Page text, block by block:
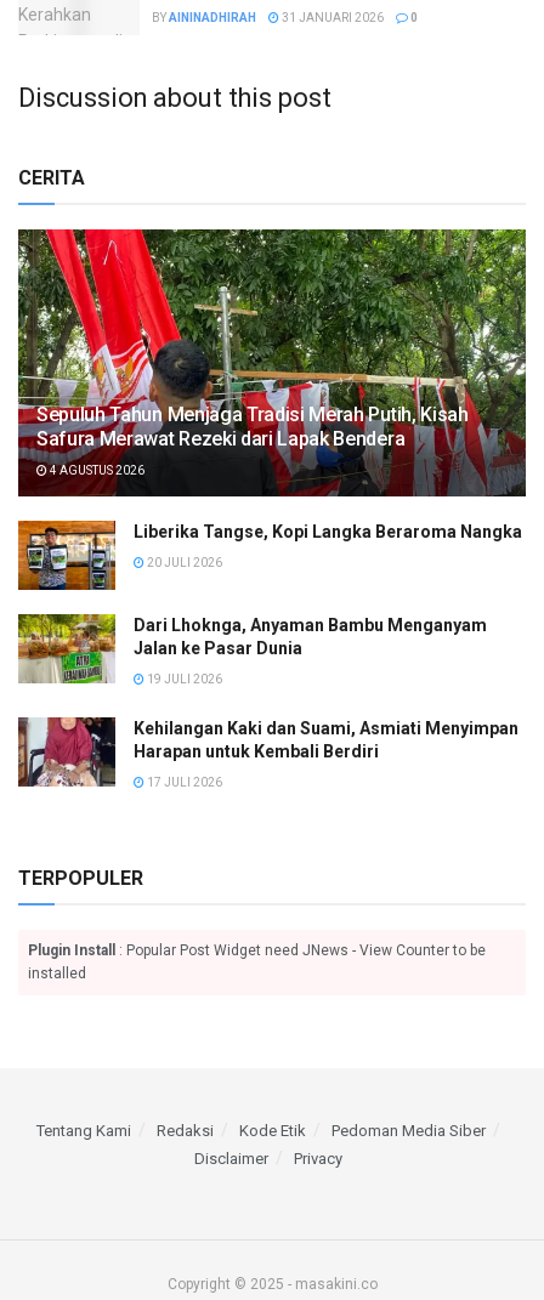
BYAININADHIRAH 31 JANUARI 2026 0
Discussion about this post
CERITA
Sepuluh Tahun Menjaga Tradisi Merah Putih, Kisah
Safura Merawat Rezeki dari Lapak Bendera
4 AGUSTUS 2026
Liberika Tangse, Kopi Langka Beraroma Nangka
20 JULI 2026
Dari Lhoknga, Anyaman Bambu Menganyam
Jalan ke Pasar Dunia
19 JULI 2026
Kehilangan Kaki dan Suami, Asmiati Menyimpan
Harapan untuk Kembali Berdiri
17 JULI 2026
TERPOPULER
Plugin Install
: Popular Post Widget need JNews - View Counter to be
installed
Tentang Kami Redaksi Kode Etik
Pedoman Media Siber
Disclaimer
Privacy
Copyright © 2025 - masakini.co